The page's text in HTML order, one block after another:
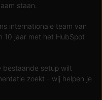
staan.
internationale team van
10 jaar met het HubSpot
bestaande setup wilt
zoekt - wij helpen je